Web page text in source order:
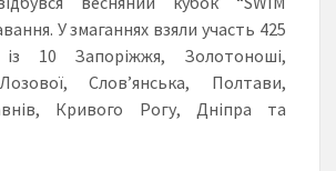
У змаганнях взяли участь 425
із 10 Запоріжжя, Золотоноші,
Слов’янська, Полтави,
Кривого Рогу, Дніпра та